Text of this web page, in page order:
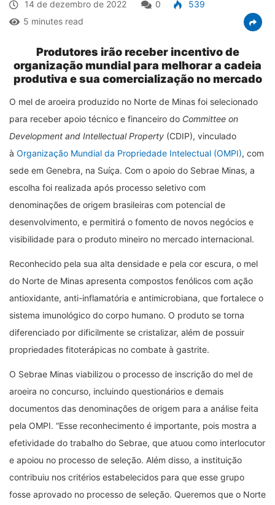
14 de dezembro de 2022 0
539
5 minutes read
Produtores irão receber incentivo de
organização mundial para melhorar a cadeia
produtiva e sua comercialização no mercado
O mel de aroeira produzido no Norte de Minas foi selecionado
para receber apoio técnico e financeiro do Committee on
Development and Intellectual Property (CDIP), vinculado
à Organização Mundial da Propriedade Intelectual (OMPI), com
sede em Genebra, na Suíça. Com o apoio do Sebrae Minas, a
escolha foi realizada após processo seletivo com
denominações de origem brasileiras com potencial de
desenvolvimento, e permitirá o fomento de novos negócios e
visibilidade para o produto mineiro no mercado internacional.
Reconhecido pela sua alta densidade e pela cor escura, o mel
do Norte de Minas apresenta compostos fenólicos com ação
antioxidante, anti-inflamatória e antimicrobiana, que fortalece o
sistema imunológico do corpo humano. O produto se torna
diferenciado por dificilmente se cristalizar, além de possuir
propriedades fitoterápicas no combate à gastrite.
O Sebrae Minas viabilizou o processo de inscrição do mel de
aroeira no concurso, incluindo questionários e demais
documentos das denominações de origem para a análise feita
pela OMPI. “Esse reconhecimento é importante, pois mostra a
efetividade do trabalho do Sebrae, que atuou como interlocutor
e apoiou no processo de seleção. Além disso, a instituição
contribuiu nos critérios estabelecidos para que esse grupo
fosse aprovado no processo de seleção. Queremos que o Norte